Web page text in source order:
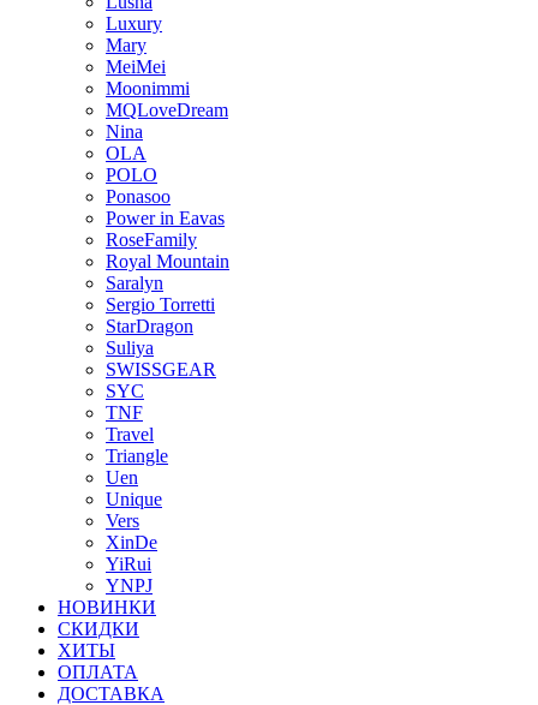
Luxury
Mary
MeiMei
Moonimmi
MQLoveDream
Nina
OLA
POLO
Ponasoo
Power in Eavas
RoseFamily
Royal Mountain
Saralyn
Sergio Torretti
StarDragon
Suliya
SWISSGEAR
SYC
TNF
Travel
Triangle
Uen
Unique
Vers
XinDe
YiRui
YNPJ
НОВИНКИ
СКИДКИ
ХИТЫ
ОПЛАТА
ДОСТАВКА